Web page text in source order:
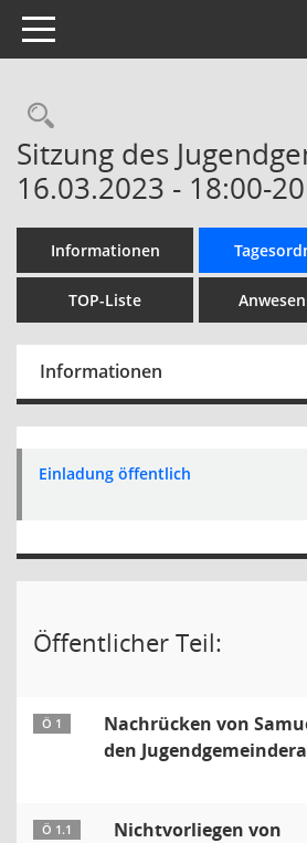
Toggle navigation
Rechercheauswahl
Sitzung des
16.03.2023 - 18:00-
Informationen
TOP-Liste
Informationen
Einladung öffentlich
Öffentlicher Teil:
Ö 1
Nachrücken von
den
Ö 1.1
Nichtvorliegen von